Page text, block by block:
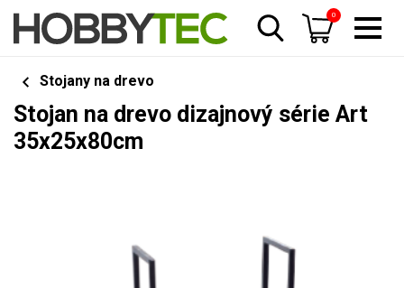
0
Stojany na drevo
Stojan na drevo dizajnový série Art
35x25x80cm